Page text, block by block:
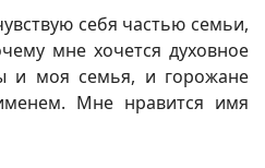
себя частью семьи,
мне хочется духовное
и моя семья, и горожане
Мне нравится имя